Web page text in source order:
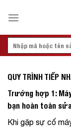
Search
QUY TRÌNH TIẾP
Trường hợp 1:
bạn hoàn toàn
Khi gặp sự cố